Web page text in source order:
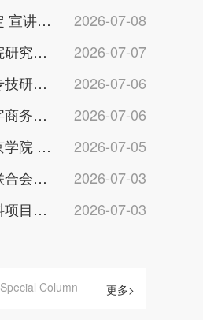
马璐工作室获省级认定 宣讲团入选全国实践团队
2026-07-08
秦巴山里来了西京学院研究生党员艺术支教团
2026-07-07
陕西具身智能机器人专技研修班在西京学院开班
2026-07-06
西京学院当选陕西数字商务产教融合副理事长单位
2026-07-06
商洛市科技局到访西京学院 深化校地科创合作
2026-07-05
西京学院与泰州企业联合会共建校地协同发展平台
2026-07-03
西京学院团队铋基材料项目获省环境科技一等奖
2026-07-03
Special Column 更多>